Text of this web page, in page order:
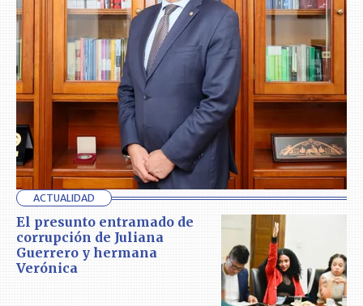
ACTUALIDAD
El presunto entramado de
corrupción de Juliana
Guerrero y hermana
Verónica